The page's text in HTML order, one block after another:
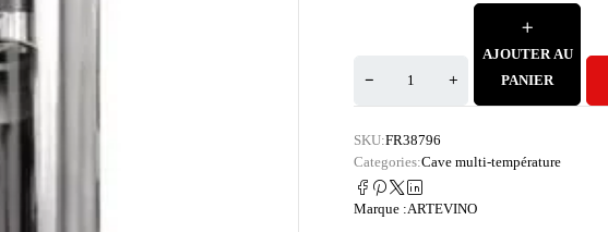
AJOUTER AU
PANIER
SKU:FR38796
Categories:Cave multi-température
Marque :ARTEVINO